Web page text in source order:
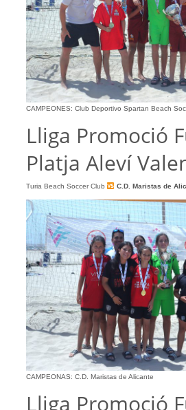
CAMPEONES: Club Deportivo Spartan Beach
Lliga Promoció
Platja Aleví
Turia Beach Soccer Club C.D. Maristas de
CAMPEONAS: C.D. Maristas de Alicante
Lliga Promoció